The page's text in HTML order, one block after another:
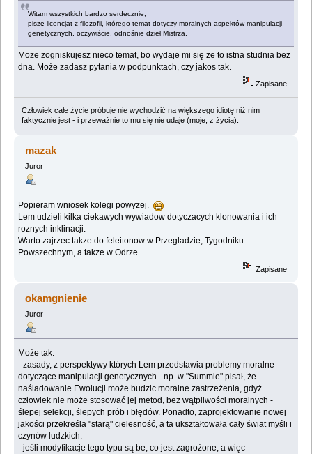
Witam wszystkich bardzo serdecznie,
piszę licencjat z filozofii, którego temat dotyczy moralnych aspektów manipulacji
genetycznych, oczywiście, odnośnie dzieł Mistrza.
Może zogniskujesz nieco temat, bo wydaje mi się że to istna studnia bez
dna. Może zadasz pytania w podpunktach, czy jakos tak.
Zapisane
Człowiek całe życie próbuje nie wychodzić na większego idiotę niż nim
faktycznie jest - i przeważnie to mu się nie udaje (moje, z życia).
mazak
Juror
Popieram wniosek kolegi powyzej.
Lem udzieli kilka ciekawych wywiadow dotyczacych klonowania i ich
roznych inklinacji.
Warto zajrzec takze do feleitonow w Przegladzie, Tygodniku
Powszechnym, a takze w Odrze.
Zapisane
okamgnienie
Juror
Może tak:
- zasady, z perspektywy których Lem przedstawia problemy moralne
dotyczące manipulacji genetycznych - np. w "Summie" pisał, że
naśladowanie Ewolucji może budzic moralne zastrzeżenia, gdyż
człowiek nie może stosować jej metod, bez wątpliwości moralnych -
ślepej selekcji, ślepych prób i błędów. Ponadto, zaprojektowanie nowej
jakości przekreśla "starą" cielesność, a ta ukształtowała cały świat myśli i
czynów ludzkich.
- jeśli modyfikacje tego typu są be, co jest zagrożone, a więc